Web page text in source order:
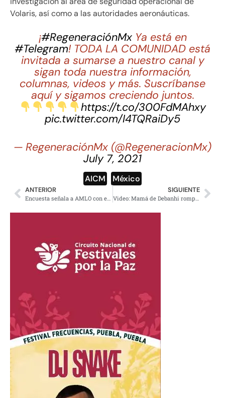
Volaris, así como a las autoridades aeronáuticas.
¡#RegeneraciónMxYa está en
#Telegram! TODA LA COMUNIDAD está
invitada a sumarse a nuestro canal y
sigan toda nuestra información,
columnas, videos y más. Suscríbanse
aquí y sigamos creciendo juntos.
https://t.co/300FdMAhxy
pic.twitter.com/I4TQRaiDy5
— RegeneraciónMx (@RegeneracionMx)
July 7, 2021
AICM México
ANTERIOR SIGUIENTE